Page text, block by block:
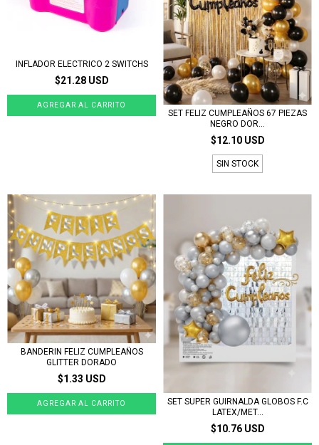
INFLADOR ELECTRICO 2 SWITCHS
$21.28 USD
SET FELIZ CUMPLEAÑOS 67 PIEZAS
NEGRO DOR...
$12.10 USD
SIN STOCK
BANDERIN FELIZ CUMPLEAÑOS
GLITTER DORADO
$1.33 USD
SET SUPER GUIRNALDA GLOBOS F.C
LATEX/MET...
$10.76 USD